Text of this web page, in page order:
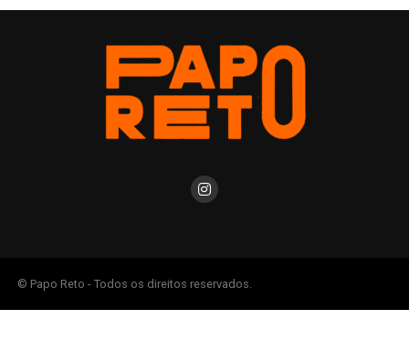
© Papo Reto - Todos os direitos reservados.